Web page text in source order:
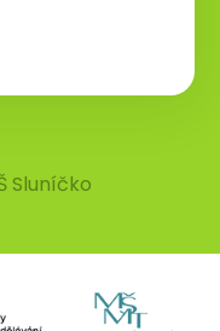
Sluníčko